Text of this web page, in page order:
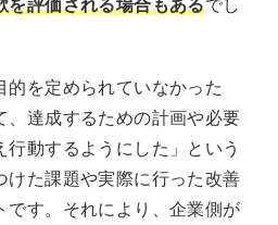
を評価される場合もあるでし
的を定められていなかった
、達成するための計画や必要
動するようにした」という
けた課題や実際に行った改善
です。それにより、企業側が